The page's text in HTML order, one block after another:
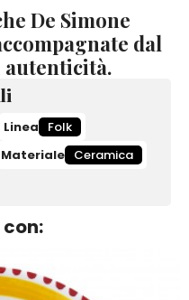
De Simone
dal
Linea
Folk
Materiale Ceramica